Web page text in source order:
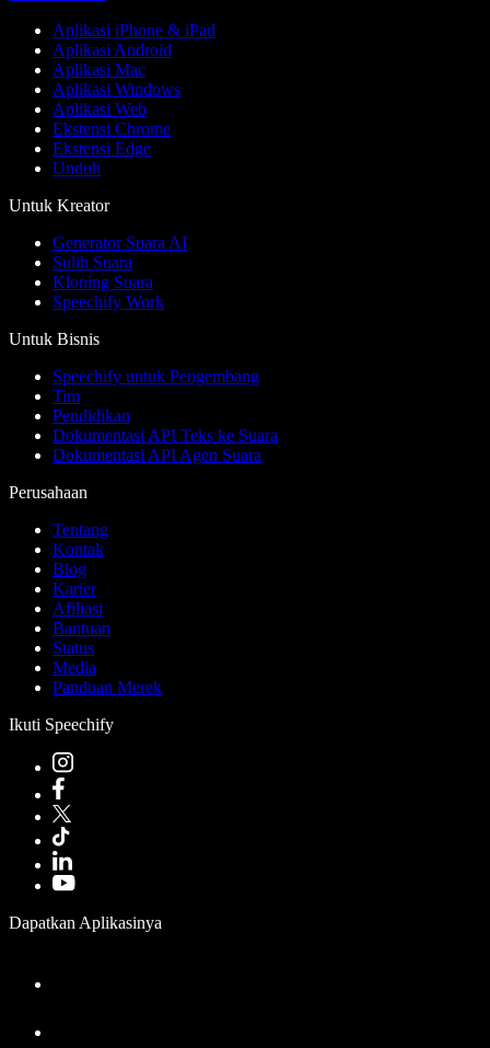
Aplikasi iPhone & iPad
Aplikasi Android
Aplikasi Mac
Aplikasi Windows
Aplikasi Web
Ekstensi Chrome
Ekstensi Edge
Unduh
Untuk Kreator
Generator Suara AI
Sulih Suara
Kloning Suara
Speechify Work
Untuk Bisnis
Speechify untuk Pengembang
Tim
Pendidikan
Dokumentasi API Teks ke Suara
Dokumentasi API Agen Suara
Perusahaan
Tentang
Kontak
Blog
Karier
Afiliasi
Bantuan
Status
Media
Panduan Merek
Ikuti Speechify
Dapatkan Aplikasinya